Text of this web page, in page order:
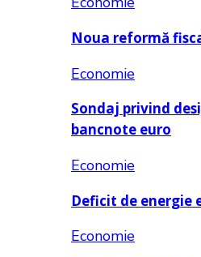
Noua reformă
Economie
Sondaj privind
bancnote euro
Economie
Deficit de energie
Economie